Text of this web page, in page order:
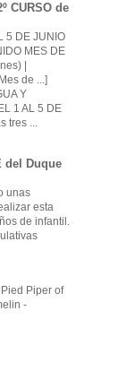
CURSO de
5 DE JUNIO
MES DE
|
de ...]
Y
1 AL 5 DE
tres ...
del Duque
unas
esta
de infantil.
Piper of
-